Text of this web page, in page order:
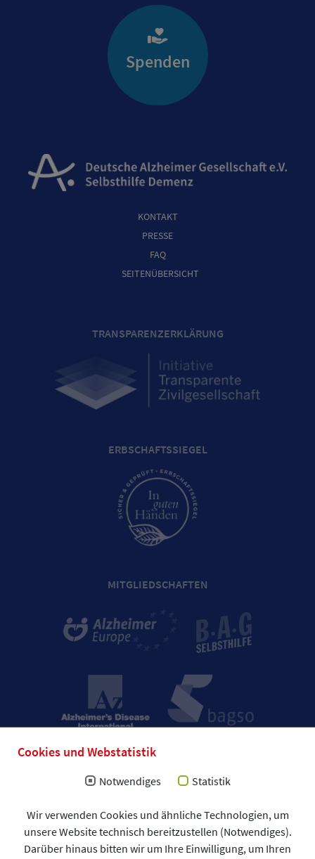
Cookies und Webstatistik
Notwendiges Statistik
Wir verwenden Cookies und ähnliche Technologien, um
unsere Website technisch bereitzustellen (Notwendiges).
Darüber hinaus bitten wir um Ihre Einwilligung, um Ihren
Spenden
KONTAKT
PRESSE
FAQ
SEITENÜBERSICHT
TRANSPARENZERKLÄRUNG
ERBSCHAFTSSIEGEL
MITGLIEDSCHAFTEN
Impressum
Allgemeine Geschäftsbedingungen (AGB)
Datenschutzerklärung
Spendenformular